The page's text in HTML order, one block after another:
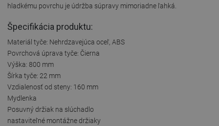
hladkému povrchu je údržba súpravy mimoriadne ľahká.
Špecifikácia produktu:
Materiál tyče: Nehrdzavejúca oceľ, ABS
Povrchová úprava tyče: Čierna
Výška: 800 mm
Šírka tyče: 22 mm
Vzdialenosť od steny: 160 mm
Mydlenka
Posuvný držiak na slúchadlo
nastaviteľné montážne držiaky